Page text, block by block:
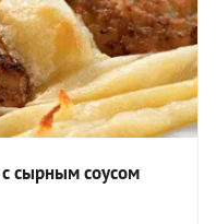
сырным соусом